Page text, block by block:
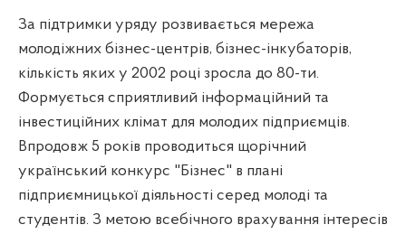
За підтримки уряду розвивається мережа
молодіжних бізнес-центрів, бізнес-інкубаторів,
кількість яких у 2002 році зросла до 80-ти.
Формується сприятливий інформаційний та
інвестиційних клімат для молодих підприємців.
Впродовж 5 років проводиться щорічний
український конкурс "Бізнес" в плані
підприємницької діяльності серед молоді та
студентів. З метою всебічного врахування інтересів